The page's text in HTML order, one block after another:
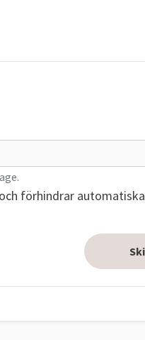
förhindrar automatiska